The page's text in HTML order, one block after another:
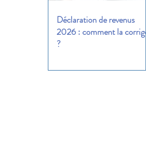
Déclaration de revenus
2026 : comment la corriger
?